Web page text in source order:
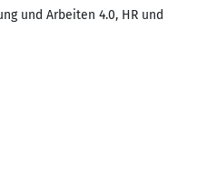
und Arbeiten 4.0, HR und